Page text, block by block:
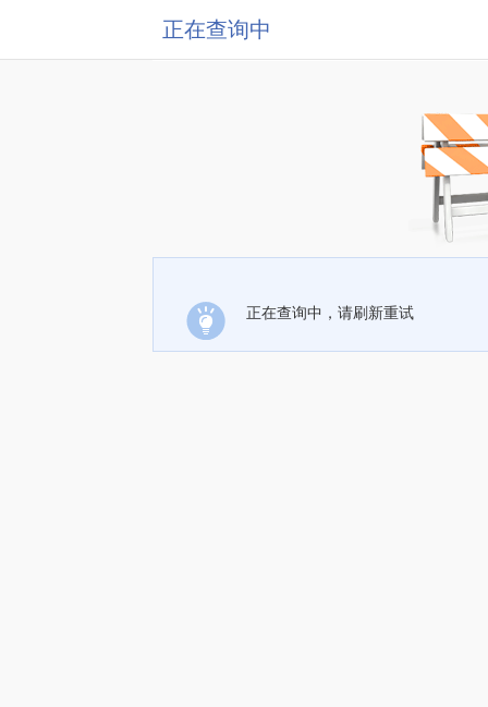
正在查询中
正在查询中，请刷新重试